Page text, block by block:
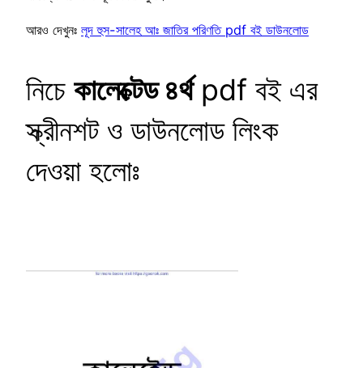
আরও দেখুনঃ লূদ হুস-সালেহ আঃ জাতির পরিণতি pdf বই ডাউনলোড
নিচে কালেক্টেড ৪র্থpdf বই এর
স্ক্রীনশট ও ডাউনলোড লিংক
দেওয়া হলোঃ